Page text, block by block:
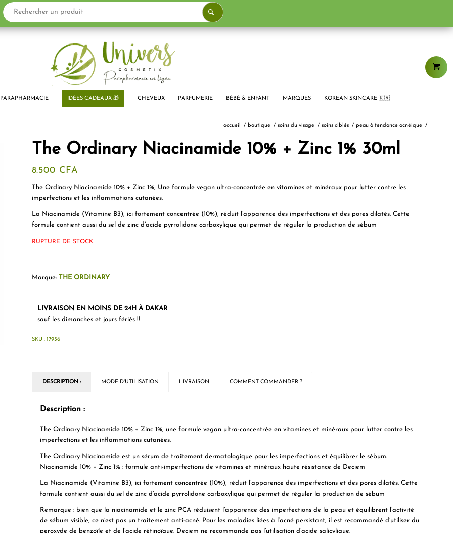
PARAPHARMACIE IDÉES CADEAUX 🎁 CHEVEUX PARFUMERIE BÉBÉ & ENFANT MARQUES KOREAN SKINCARE 🇰🇷
accueil / boutique / soins du visage / soins ciblés / peau à tendance acnéique /
The Ordinary Niacinamide 10% + Zinc 1% 30ml
8.500 CFA
The Ordinary Niacinamide 10% + Zinc 1%, Une formule vegan ultra-concentrée en vitamines et minéraux pour lutter contre les
imperfections et les inflammations cutanées.
La Niacinamide (Vitamine B3), ici fortement concentrée (10%), réduit l’apparence des imperfections et des pores dilatés. Cette
formule contient aussi du sel de zinc d’acide pyrrolidone carboxylique qui permet de réguler la production de sébum
RUPTURE DE STOCK
Marque: THE ORDINARY
LIVRAISON EN MOINS DE 24H À DAKAR
sauf les dimanches et jours fériés !!
SKU : 17956
DESCRIPTION : MODE D'UTILISATION LIVRAISON COMMENT COMMANDER ?
Description :
The Ordinary Niacinamide 10% + Zinc 1%, une formule vegan ultra-concentrée en vitamines et minéraux pour lutter contre les
imperfections et les inflammations cutanées.
The Ordinary Niacinamide est un sérum de traitement dermatologique pour les imperfections et équilibrer le sébum.
Niacinamide 10% + Zinc 1% : formule anti-imperfections de vitamines et minéraux haute résistance de Deciem
La Niacinamide (Vitamine B3), ici fortement concentrée (10%), réduit l’apparence des imperfections et des pores dilatés. Cette
formule contient aussi du sel de zinc d’acide pyrrolidone carboxylique qui permet de réguler la production de sébum
Remarque : bien que la niacinamide et le zinc PCA réduisent l’apparence des imperfections de la peau et équilibrent l’activité
de sébum visible, ce n’est pas un traitement anti-acné. Pour les maladies liées à l’acné persistant, il est recommandé d’utiliser du
peroxyde de benzoïle et de l’acide rétinoïque. Deciem ne recommande pas l’utilisation d’acide salicylique.